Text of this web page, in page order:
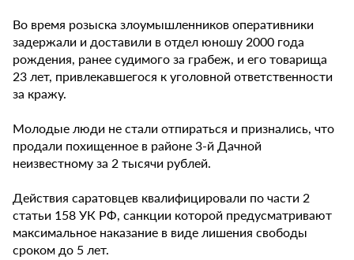
Во время розыска злоумышленников оперативники
задержали и доставили в отдел юношу 2000 года
рождения, ранее судимого за грабеж, и его товарища
23 лет, привлекавшегося к уголовной ответственности
за кражу.
Молодые люди не стали отпираться и признались, что
продали похищенное в районе 3-й Дачной
неизвестному за 2 тысячи рублей.
Действия саратовцев квалифицировали по части 2
статьи 158 УК РФ, санкции которой предусматривают
максимальное наказание в виде лишения свободы
сроком до 5 лет.